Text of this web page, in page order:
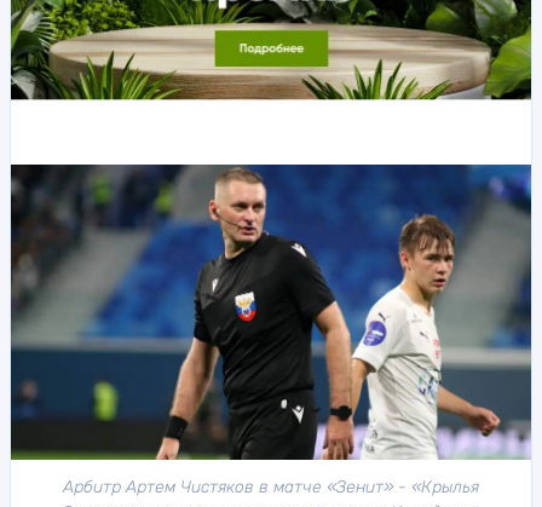
Арбитр Артем Чистяков в матче «Зенит» - «Крылья